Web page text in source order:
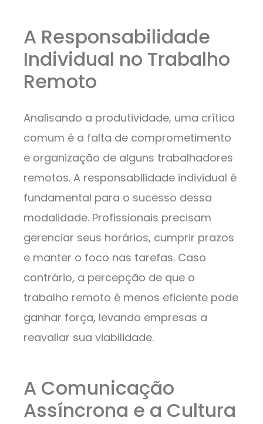
A Responsabilidade
Individual no Trabalho
Remoto
Analisando a produtividade, uma crítica
comum é a falta de comprometimento
e organização de alguns trabalhadores
remotos. A responsabilidade individual é
fundamental para o sucesso dessa
modalidade. Profissionais precisam
gerenciar seus horários, cumprir prazos
e manter o foco nas tarefas. Caso
contrário, a percepção de que o
trabalho remoto é menos eficiente pode
ganhar força, levando empresas a
reavaliar sua viabilidade.
A Comunicação
Assíncrona e a Cultura